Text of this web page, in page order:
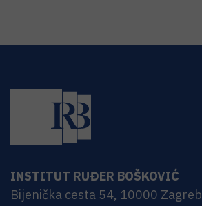
INSTITUT RUĐER BOŠKOVIĆ
Bijenička cesta 54, 10000 Zagreb